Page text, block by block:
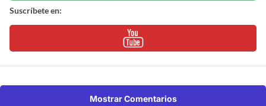
Suscríbete en:
Mostrar Comentarios